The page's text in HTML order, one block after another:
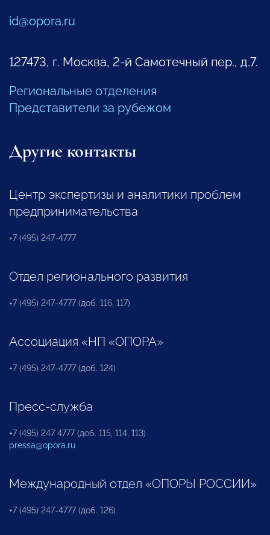
id@opora.ru
127473, г. Москва, 2-й Самотечный пер., д.7.
Региональные отделения
Представители за рубежом
Другие контакты
Центр экспертизы и аналитики проблем
предпринимательства
+7 (495) 247-4777
Отдел регионального развития
+7 (495) 247-4777 (доб. 116, 117)
Ассоциация «НП «ОПОРА»
+7 (495) 247-4777 (доб. 124)
Пресс-служба
+7 (495) 247 4777 (доб. 115, 114, 113)
pressa@opora.ru
Международный отдел «ОПОРЫ РОССИИ»
+7 (495) 247-4777 (доб. 126)